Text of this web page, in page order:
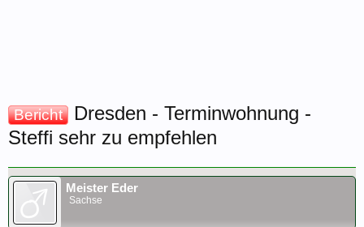
Bericht
Dresden - Terminwohnung -
Steffi sehr zu empfehlen
Meister Eder
Sachse